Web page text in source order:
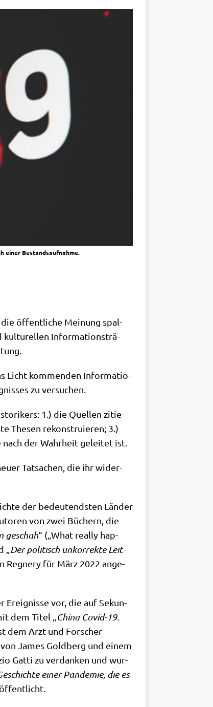
einer Bestandsaufnahme.
die öffent­li­che Mei­nung spal­
kul­tu­rel­len Infor­ma­ti­ons­trä­
Licht kom­men­den Infor­ma­tio­
zu versuchen.
1.) die Quel­len zitie­
The­sen rekon­stru­ie­ren; 3.)
der Wahr­heit gelei­tet ist.
Tat­sa­chen, die ihr wider­
der bedeu­tend­sten Län­der
von zwei Büchern, die
geschah“ („What real­ly hap­
Der poli­tisch unkor­rek­te Leit­
Reg­nery für März 2022 ange­
Ereig­nis­se vor, die auf Sekun­
dem Titel „ Chi­na Covid-19.
dem Arzt und For­scher
James Gold­berg und einem
Gat­ti zu ver­dan­ken und wur­
einer Pan­de­mie, die es